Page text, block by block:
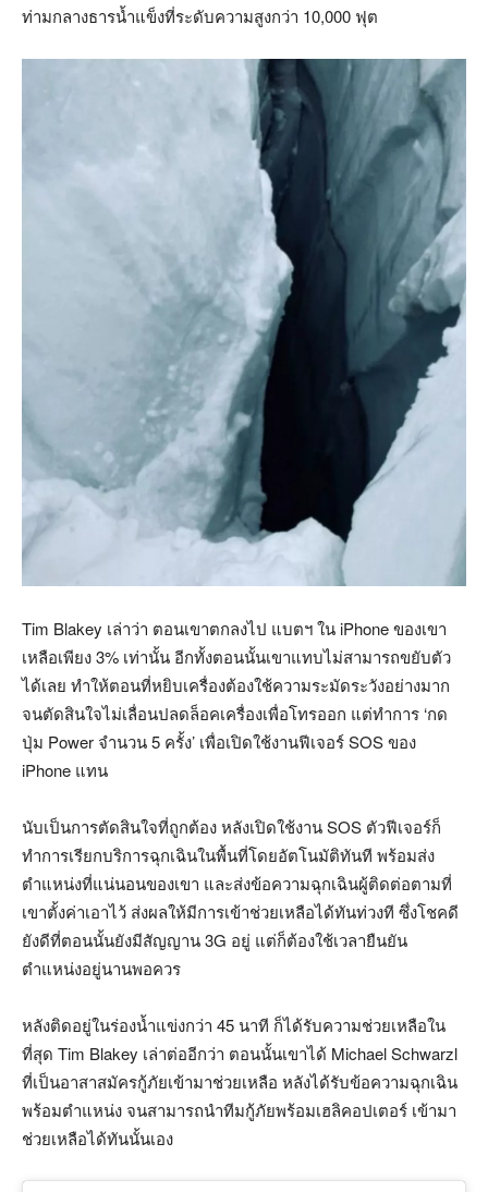
ท่ามกลางธารน้ำแข็งที่ระดับความสูงกว่า 10,000 ฟุต
Tim Blakey เล่าว่า ตอนเขาตกลงไป แบตฯ ใน iPhone ของเขา
เหลือเพียง 3% เท่านั้น อีกทั้งตอนนั้นเขาแทบไม่สามารถขยับตัว
ได้เลย ทำให้ตอนที่หยิบเครื่องต้องใช้ความระมัดระวังอย่างมาก
จนตัดสินใจไม่เลื่อนปลดล็อคเครื่องเพื่อโทรออก แต่ทำการ ‘กด
ปุ่ม Power จำนวน 5 ครั้ง’ เพื่อเปิดใช้งานฟีเจอร์ SOS ของ
iPhone แทน
นับเป็นการตัดสินใจที่ถูกต้อง หลังเปิดใช้งาน SOS ตัวฟีเจอร์ก็
ทำการเรียกบริการฉุกเฉินในพื้นที่โดยอัตโนมัติทันที พร้อมส่ง
ตำแหน่งที่แน่นอนของเขา และส่งข้อความฉุกเฉินผู้ติดต่อตามที่
เขาตั้งค่าเอาไว้ ส่งผลให้มีการเข้าช่วยเหลือได้ทันท่วงที ซึ่งโชคดี
ยังดีที่ตอนนั้นยังมีสัญญาน 3G อยู่ แต่ก็ต้องใช้เวลายืนยัน
ตำแหน่งอยู่นานพอควร
หลังติดอยู่ในร่องน้ำแข่งกว่า 45 นาที ก็ได้รับความช่วยเหลือใน
ที่สุด Tim Blakey เล่าต่ออีกว่า ตอนนั้นเขาได้ Michael Schwarzl
ที่เป็นอาสาสมัครกู้ภัยเข้ามาช่วยเหลือ หลังได้รับข้อความฉุกเฉิน
พร้อมตำแหน่ง จนสามารถนำทีมกู้ภัยพร้อมเฮลิคอปเตอร์ เข้ามา
ช่วยเหลือได้ทันนั้นเอง